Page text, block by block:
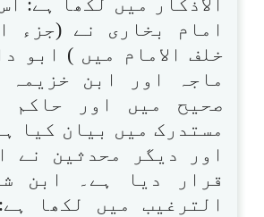
امام بخاری نے (جزء
خلف الامام میں ) ابو
ماجہ اور ابن خزیمہ
صحیح میں اور حاکم
مستدرک میں بیان کیا
اور دیگر محدثین نے
قرار دیا ہے۔ ابن
الترغیب میں لکھا